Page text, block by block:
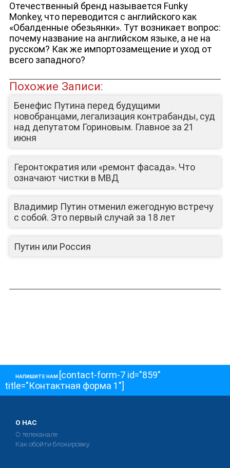
Отечественный бренд называется Funky
Monkey, что переводится с английского как
«Обалденные обезьянки». Тут возникает вопрос:
почему название на английском языке, а не на
русском? Как же импортозамещение и уход от
всего западного?
Похожие Записи:
Бенефис Путина перед будущими
новобранцами, легализация контрабанды, суд
над депутатом Гориновым. Главное за 21
июня
Геронтократия или «ремонт фасада». Что
означают чистки в МВД
Владимир Путин отменил ежегодную встречу
с собой. Это первый случай за 18 лет
Путин или Россия
О НАС
О телеканале
Как обойти блокировку
НАПИШИТЕ НАМ [contact-form-7 id="859"
title="Контактная форма 1"]